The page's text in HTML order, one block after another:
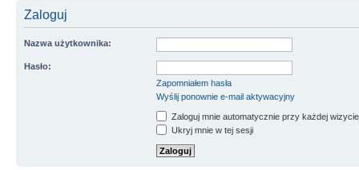
Zaloguj
Nazwa użytkownika:
Hasło:
Zapomniałem hasła
Wyślij ponownie e-mail aktywacyjny
Zaloguj mnie automatycznie przy każdej wizycie
Ukryj mnie w tej sesji